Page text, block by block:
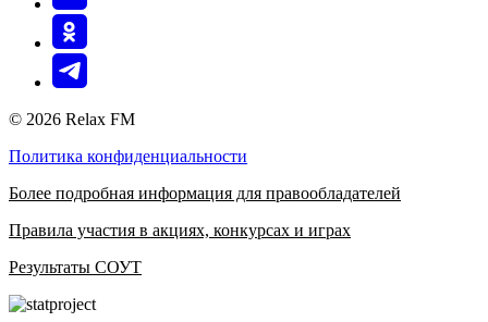
© 2026 Relax FM
Политика конфиденциальности
Более подробная информация для правообладателей
Правила участия в акциях, конкурсах и играх
Результаты СОУТ